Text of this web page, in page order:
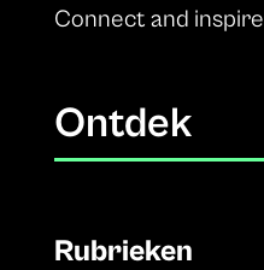
Connect and inspire
Ontdek
Rubrieken